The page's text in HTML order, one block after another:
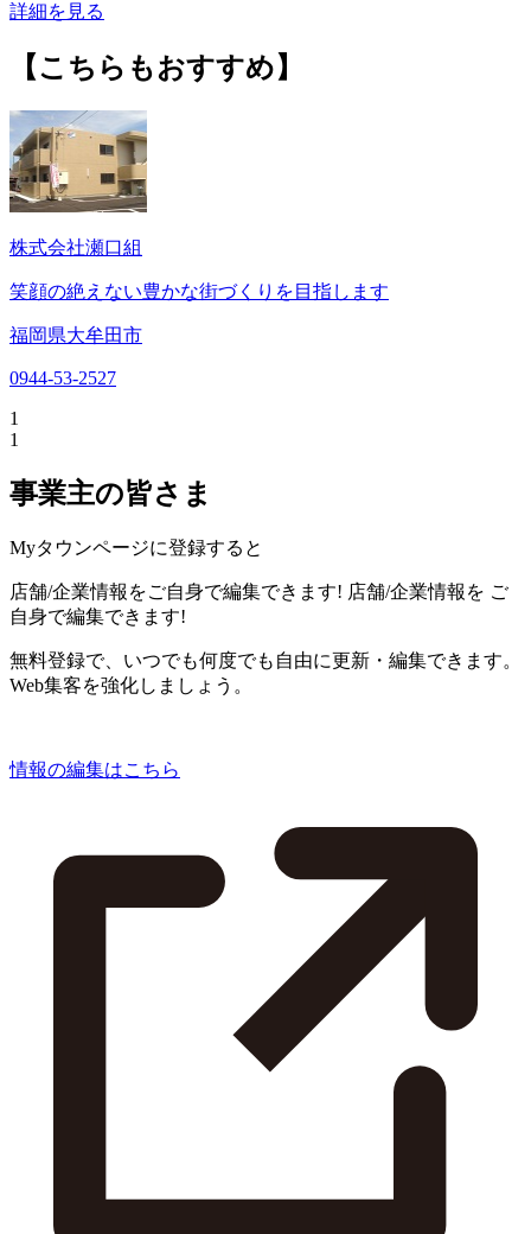
詳細を見る
【こちらもおすすめ】
株式会社瀬口組
笑顔の絶えない豊かな街づくりを目指します
福岡県大牟田市
0944-53-2527
1
1
事業主の皆さま
Myタウンページに登録すると
店舗/企業情報をご自身で編集できます! 店舗/企業情報を ご
自身で編集できます!
無料登録で、いつでも何度でも自由に更新・編集できます。
Web集客を強化しましょう。
情報の編集はこちら